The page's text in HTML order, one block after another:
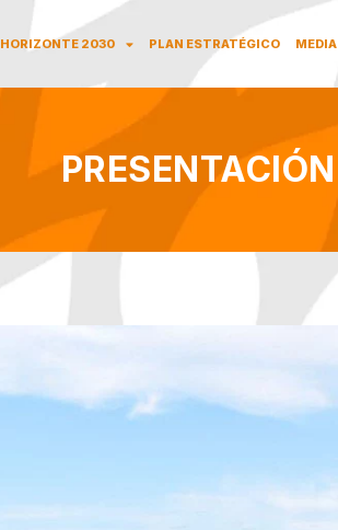
HORIZONTE 2030 PLAN ESTRATÉGICO MEDIA
PRESENTACIÓN